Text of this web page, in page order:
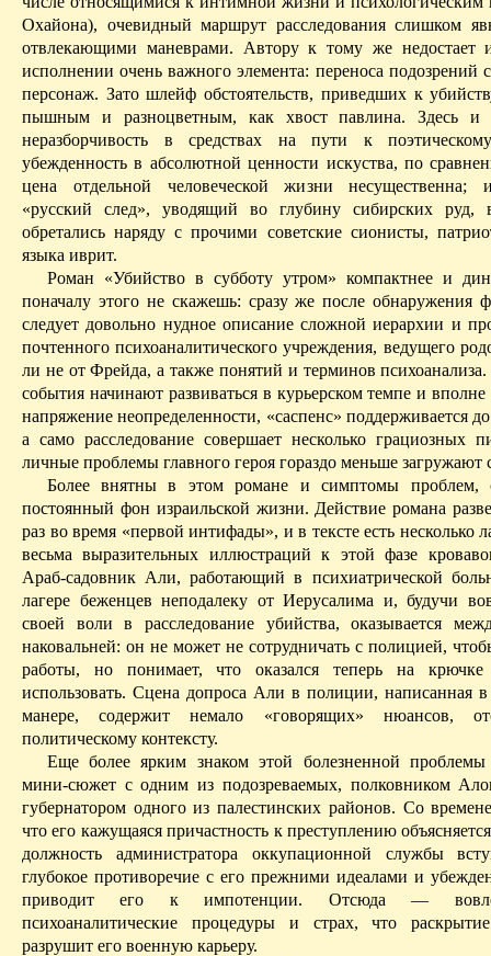
Охайона), очевидный маршрут расследования слишком
отвлекающими маневрами. Автору к тому же недостает
исполнении очень важного элемента: переноса подозрений
персонаж. Зато шлейф обстоятельств, приведших к
пышным и разноцветным, как хвост павлина. Здесь и
неразборчивость в средствах на пути к
убежденность в абсолютной ценности искуства, по
цена отдельной человеческой жизни несущественна;
«русский след», уводящий во глубину сибирских руд,
обретались наряду с прочими советские сионисты,
языка иврит.
Роман «Убийство в субботу утром» компактнее и
поначалу этого не скажешь: сразу же после обнаружения
следует довольно нудное описание сложной иерархии и
почтенного психоаналитического учреждения, ведущего
ли не от Фрейда, а также понятий и терминов
события начинают развиваться в курьерском темпе и вполне
напряжение не­определенности, «саспенс» поддерживается
а само расследование совершает несколько грациозных
личные проблемы главного героя гораздо меньше загружают
Более внятны в этом романе и симптомы проблем,
постоянный фон израильской жизни. Действие романа
раз во время «первойинтифады», и в тексте есть несколько
весьма выразительных иллюстраций к этой фазе
Араб-садовник Али, работающий в психиатрической
лагере беженцев неподалеку от Иерусалима и, будучи
своей воли в расследование убийства, оказывается
наковальней: он не может не сотрудничать с полицией,
работы, но понимает, чтооказался теперь на
использовать. Сцена допроса Али в полиции, написанная в
манере, содержит немало «говорящих» нюансов,
политическому контексту.
Еще более ярким знаком этой болезненной проблемы
мини-сюжет с одним из подозреваемых, полковником
губернатором одного из палестинских районов. Со
что его кажущаяся причастность к преступлению
должность администратора оккупационной службы
глубокое противоречие с его прежними идеалами и
приводит его к импотенции. Отсюда —
психоаналитические процедуры и страх, что
разрушит его военную карьеру.